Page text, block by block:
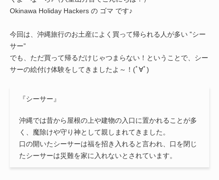
Okinawa Holiday Hackers の ゴマ です♪
今回は、沖縄旅行のお土産によく買って帰られる人が多い ‟シー
サー”
でも、ただ買って帰るだけじゃつまらない！ということで、シー
サーの絵付け体験をしてきましたよ～！(ﾟ∀ﾟ)
『シーサー』
沖縄では昔から屋根の上や建物の入口に置かれることが多
く、魔除けや守り神として親しまれてきました。
口の開いたシーサーは福を招き入れると言われ、口を閉じ
たシーサーは災難を家に入れないとされています。